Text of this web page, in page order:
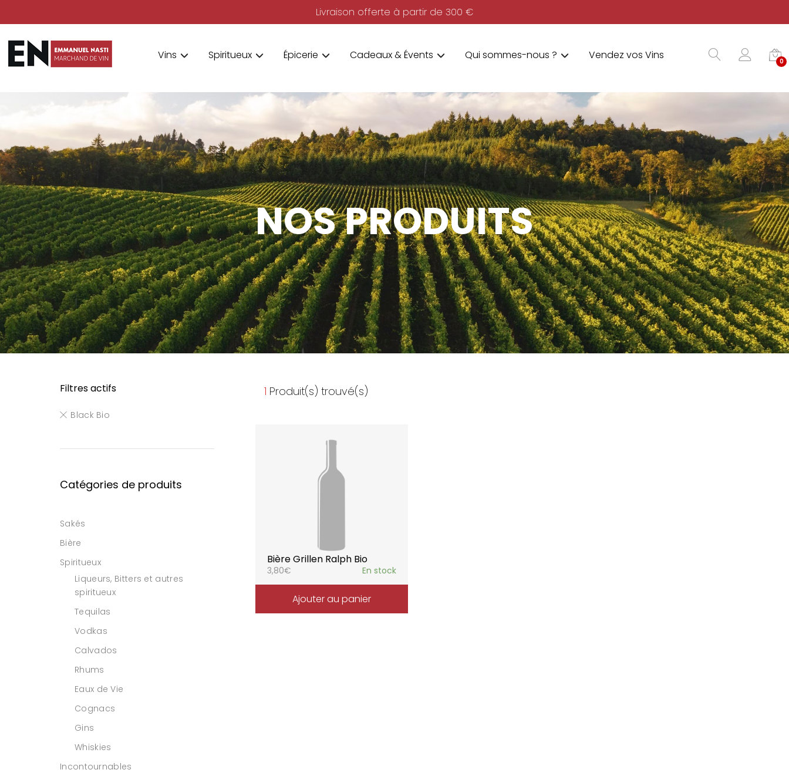
Livraison offerte à partir de 300 €
Vins Spiritueux Épicerie Cadeaux & Évents Qui sommes-nous ? Vendez vos Vins 0
NOS PRODUITS
1 Produit(s) trouvé(s)
Bière Grillen Ralph Bio
3,80€ En stock
Ajouter au panier
Filtres actifs
Black Bio
Catégories de produits
Sakés
Bière
Spiritueux
Liqueurs, Bitters et autres
spiritueux
Tequilas
Vodkas
Calvados
Rhums
Eaux de Vie
Cognacs
Gins
Whiskies
Incontournables